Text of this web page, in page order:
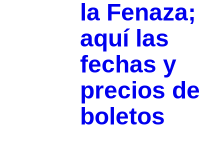
la Fenaza;
aquí las
fechas y
precios de
boletos